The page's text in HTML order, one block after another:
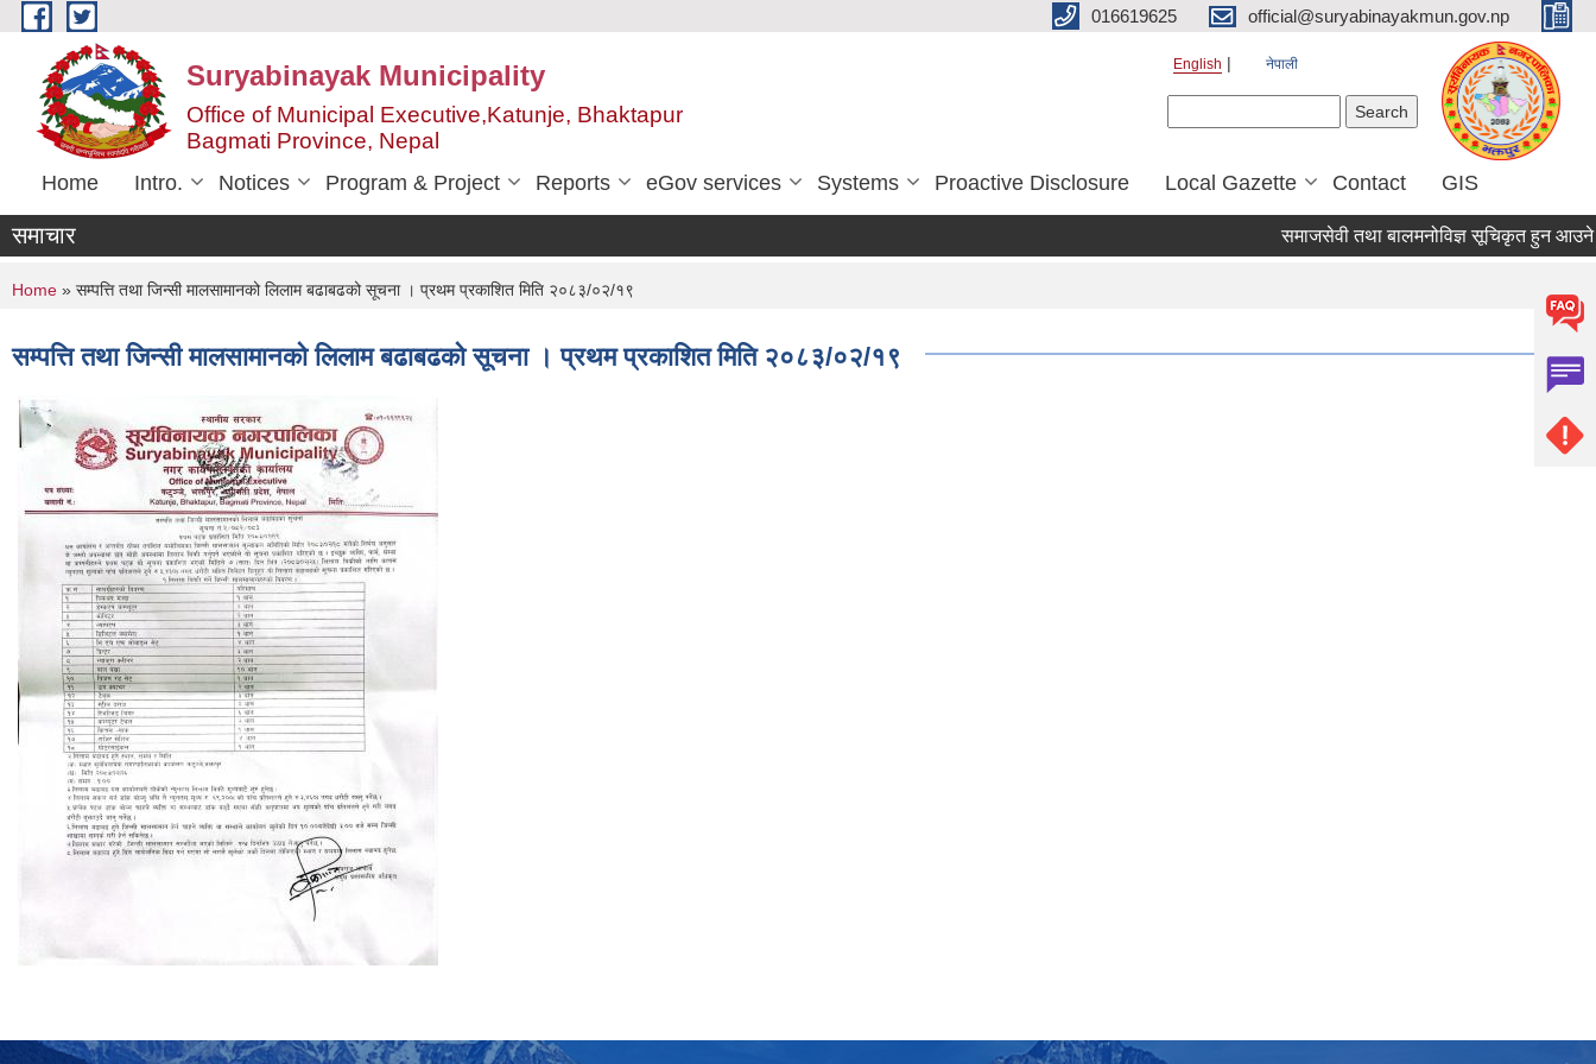
Skip to main content 016619625 official@suryabinayakmun.gov.np
Suryabinayak Municipality
Office of Municipal Executive,Katunje, Bhaktapur
Bagmati Province, Nepal
English नेपाली
Home Intro. Notices Program & Project Reports eGov services Systems Proactive Disclosure Local Gazette Contact GIS
समाचार समाजसेवी तथा बालमनोविज्ञ सूचिकृत हुन आउने
You are here
Home » सम्पत्ति तथा जिन्सी मालसामानको लिलाम बढाबढको सूचना । प्रथम प्रकाशित मिति २०८३/०२/१९
सम्पत्ति तथा जिन्सी मालसामानको लिलाम बढाबढको सूचना । प्रथम प्रकाशित मिति २०८३/०२/१९